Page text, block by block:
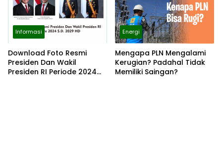
Informasi
Download Foto Resmi
Presiden Dan Wakil
Presiden RI Periode 2024
Energi
Mengapa PLN Mengalami
Kerugian? Padahal Tidak
Memiliki Saingan?